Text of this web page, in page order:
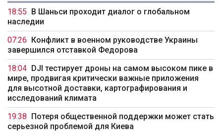
18:55
В Шаньси проходит диалог о глобальном
наследии
07:26
Конфликт в военном руководстве Украины
завершился отставкой Федорова
18:04
DJI тестирует дроны на самом высоком пике в
мире, продвигая критически важные приложения
для высотной доставки, картографирования и
исследований климата
19:38
Потеря общественной поддержки может стать
серьезной проблемой для Киева